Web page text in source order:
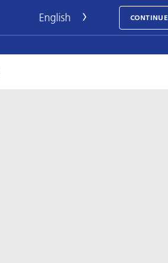
CONTINUE